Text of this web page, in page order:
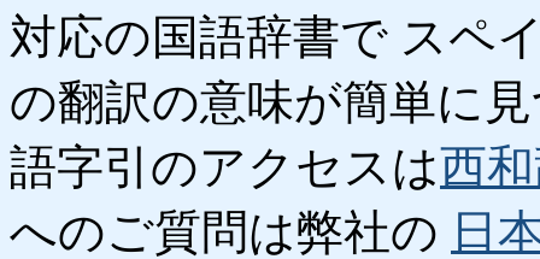
対応の国語辞書で スペ
の翻訳の意味が簡単に
語字引のアクセスは西
へのご質問は弊社の 日